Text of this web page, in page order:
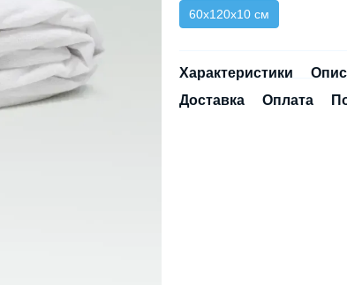
60х120х10 см
Характеристики
Опис
Доставка
Оплата